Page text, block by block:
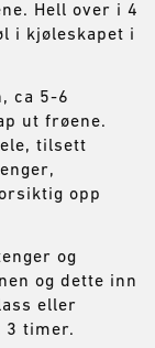
Hell over i 4
i kjøleskapet i
ca 5-6
ut frøene.
tilsett
opp
og
og dette inn
eller
3 timer.